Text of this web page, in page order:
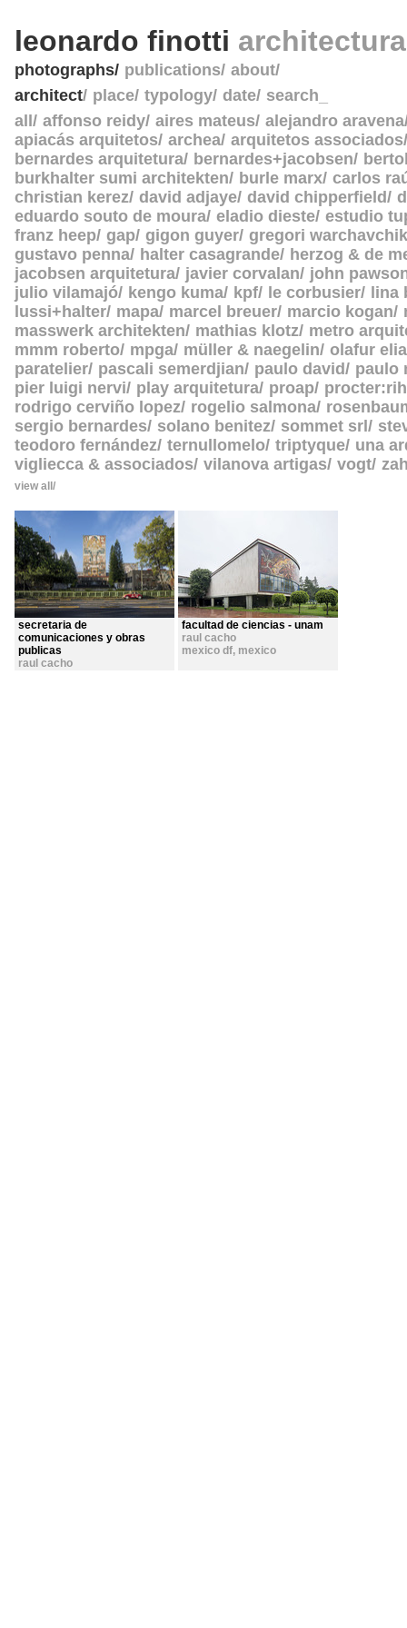
leonardo finotti
photographs publications about
architect place typology date search_
all
affonso reidy aires mateus alejandro aravena
apiacás arquitetos archea arquitetos associados
bernardes arquitetura
bernardes+jacobsen
burkhalter sumi architekten
burle marx carlos
christian kerez david adjaye david chipperfield
eduardo souto de moura eladio dieste estudio
franz heep gap gigon guyer gregori warchavchik
gustavo penna
halter casagrande
herzog & de
jacobsen arquitetura javier corvalan
john
julio vilamajó
kengo kuma kpf le corbusier
lina
lussi+halter mapa marcel breuer marcio kogan
masswerk architekten
mathias klotz metro
mmm roberto mpga müller & naegelin olafur
paratelier pascali semerdjian paulo david
paulo
pier luigi nervi
play arquitetura proap
rodrigo cerviño lopez rogelio salmona
sergio bernardes
solano benitez sommet srl
teodoro fernández ternullomelo triptyque una
vigliecca & associados vilanova artigas vogt
view all
secretaria de
comunicaciones y obras
publicas
raul cacho
facultad de ciencias - unam
raul cacho
mexico df, mexico